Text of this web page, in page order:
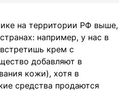
на территории РФ выше,
например, у нас в
крем с
добавляют в
кожи), хотя в
средства продаются